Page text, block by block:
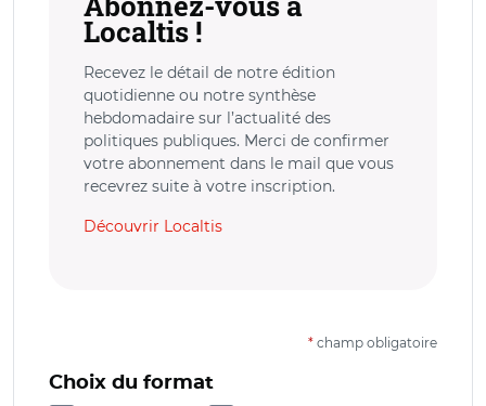
Localtis !
Recevez le détail de notre édition
quotidienne ou notre synthèse
hebdomadaire sur l’actualité des
politiques publiques. Merci de confirmer
votre abonnement dans le mail que vous
recevrez suite à votre inscription.
Découvrir Localtis
* champ obligatoire
Choix du format